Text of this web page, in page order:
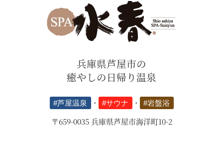
兵庫県芦屋市の
癒やしの日帰り温泉
#芦屋温泉 ・ #サウナ ・ #岩盤浴
〒659-0035 兵庫県芦屋市海洋町10-2